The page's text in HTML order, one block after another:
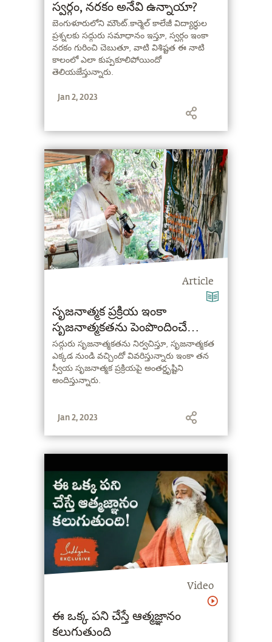
స్వర్గం, నరకం అనేవి ఉన్నాయా?
బెంగుళూరులోని మౌంట్.కార్మెల్ కాలేజీ విద్యార్ధుల
ప్రశ్నలకు సద్గురు సమాధానం ఇస్తూ, స్వర్గం ఇంకా
నరకం గురించి చెబుతూ, వాటి విశిష్టత ఈ నాటి
కాలంలో ఎలా కుప్పకూలిపోయిందో
తెలియజేస్తున్నారు.
Jan 2, 2023
Article
సృజనాత్మక ప్రక్రియ ఇంకా
సృజనాత్మకతను పెంపొందించే
మార్గాలు
సద్గురు సృజనాత్మకతను నిర్వచిస్తూ, సృజనాత్మకత
ఎక్కడ నుండి వచ్చిందో వివరిస్తున్నారు ఇంకా తన
స్వీయ సృజనాత్మక ప్రక్రియపై అంతర్దృష్టిని
అందిస్తున్నారు.
Jan 2, 2023
Video
ఈ ఒక్క పని చేస్తే ఆత్మజ్ఞానం
కలుగుతుంది